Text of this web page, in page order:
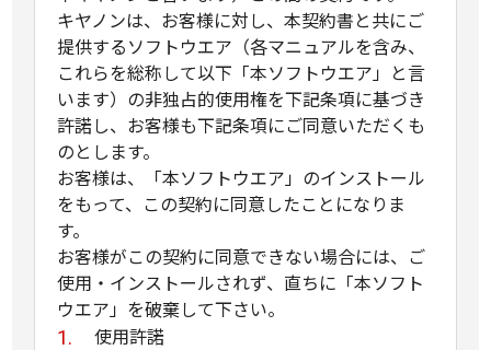
キヤノンは、お客様に対し、本契約書と共にご
提供するソフトウエア（各マニュアルを含み、
これらを総称して以下「本ソフトウエア」と言
います）の非独占的使用権を下記条項に基づき
許諾し、お客様も下記条項にご同意いただくも
のとします。
お客様は、「本ソフトウエア」のインストール
をもって、この契約に同意したことになりま
す。
お客様がこの契約に同意できない場合には、ご
使用・インストールされず、直ちに「本ソフト
ウエア」を破棄して下さい。
使用許諾